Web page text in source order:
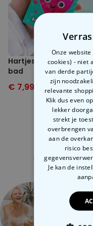
Inclusief praktisch zakje
Anti-relatiestress
gebrek aan hygiëne en
Materiaal: 100%
Totale afmeting ca.
zuignap ca. 4,5;
Gewicht ca. 120 gram
Kan bij 30°C in
Hartjes confetti voor in
bad
€ 7,99 € 12,99
Bekijk onze
Onze
cookies) - niet
van derde
zijn
relevante
Klik dus even
lekker
strekt je
overbrengen
aan de
risico
Je kan de